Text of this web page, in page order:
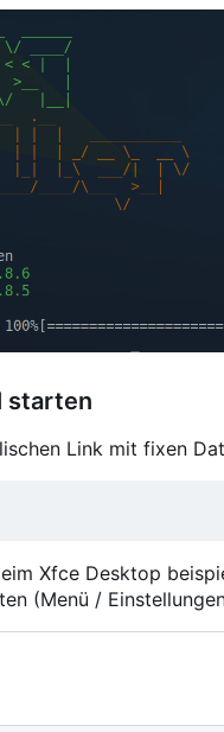
starten
Link mit fixen
Xfce Desktop
(Menü /